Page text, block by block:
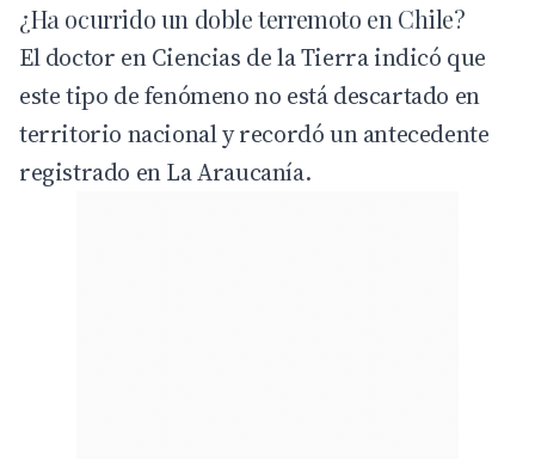
¿Ha ocurrido un doble terremoto en Chile?
El doctor en Ciencias de la Tierra indicó que
este tipo de fenómeno no está descartado en
territorio nacional y recordó un antecedente
registrado en La Araucanía.